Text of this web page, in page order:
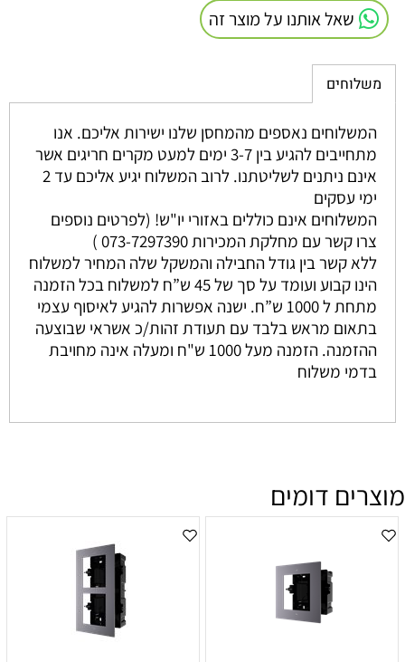
שאל אותנו על מוצר זה
משלוחים
המשלוחים נאספים מהמחסן שלנו ישירות אליכם. אנו
מתחייבים להגיע בין 3-7 ימים למעט מקרים חריגים אשר
אינם ניתנים לשליטתנו. לרוב המשלוח יגיע אליכם עד 2
ימי עסקים
המשלוחים אינם כוללים באזורי יו"ש! (לפרטים נוספים
צרו קשר עם מחלקת המכירות 073-7297390 )
ללא קשר בין גודל החבילה והמשקל שלה המחיר למשלוח
הינו קבוע ועומד על סך של 45 ש”ח למשלוח בכל הזמנה
מתחת ל 1000 ש”ח. ישנה אפשרות להגיע לאיסוף עצמי
בתאום מראש בלבד עם תעודת זהות/כ אשראי שבוצעה
ההזמנה. הזמנה מעל 1000 ש"ח ומעלה אינה מחויבת
בדמי משלוח
מוצרים דומים